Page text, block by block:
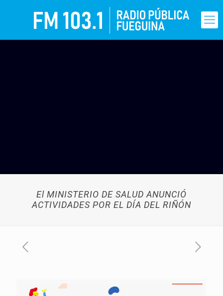
El MINISTERIO DE SALUD ANUNCIÓ
ACTIVIDADES POR EL DÍA DEL RIÑÓN